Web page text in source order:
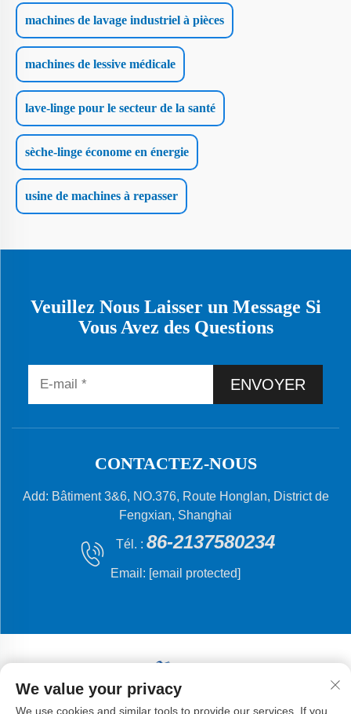
machines de lavage industriel à pièces
machines de lessive médicale
lave-linge pour le secteur de la santé
sèche-linge économe en énergie
usine de machines à repasser
Veuillez Nous Laisser un Message Si
Vous Avez des Questions
ENVOYER
CONTACTEZ-NOUS
Add: Bâtiment 3&6, NO.376, Route Honglan, District de
Fengxian, Shanghai
Tél. : 86-2137580234
Email: [email protected]
Droits d'auteur © 2024 Shanghai Flying Fish Machinery
We value your privacy
We use cookies and similar tools to provide our services. If you